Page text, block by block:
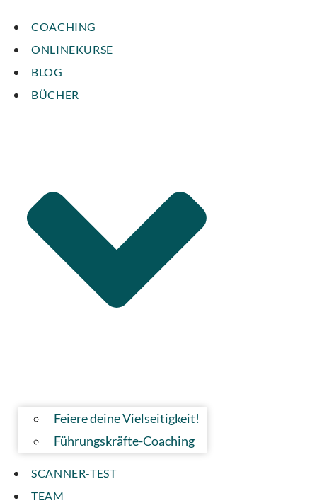
COACHING
ONLINEKURSE
BLOG
BÜCHER
Feiere deine Vielseitigkeit!
Führungskräfte-Coaching
SCANNER-TEST
TEAM